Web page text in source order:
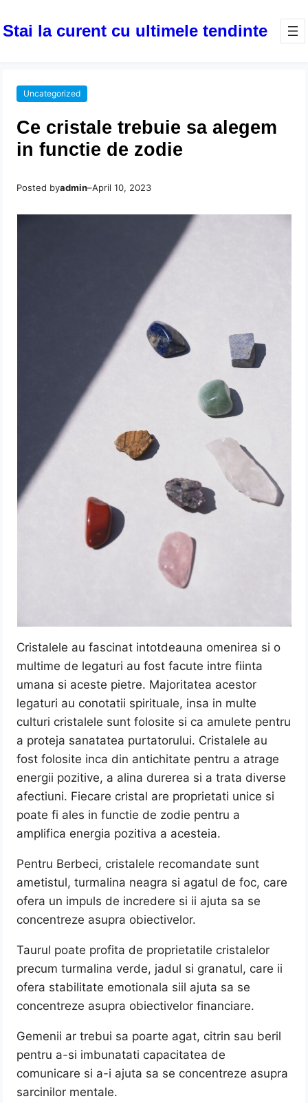
Stai la curent cu ultimele tendinte
Uncategorized
Ce cristale trebuie sa alegem
in functie de zodie
Posted byadmin–April 10, 2023
Cristalele au fascinat intotdeauna omenirea si o
multime de legaturi au fost facute intre fiinta
umana si aceste pietre. Majoritatea acestor
legaturi au conotatii spirituale, insa in multe
culturi cristalele sunt folosite si ca amulete pentru
a proteja sanatatea purtatorului. Cristalele au
fost folosite inca din antichitate pentru a atrage
energii pozitive, a alina durerea si a trata diverse
afectiuni. Fiecare cristal are proprietati unice si
poate fi ales in functie de zodie pentru a
amplifica energia pozitiva a acesteia.
Pentru Berbeci, cristalele recomandate sunt
ametistul, turmalina neagra si agatul de foc, care
ofera un impuls de incredere si ii ajuta sa se
concentreze asupra obiectivelor.
Taurul poate profita de proprietatile cristalelor
precum turmalina verde, jadul si granatul, care ii
ofera stabilitate emotionala siil ajuta sa se
concentreze asupra obiectivelor financiare.
Gemenii ar trebui sa poarte agat, citrin sau beril
pentru a-si imbunatati capacitatea de
comunicare si a-i ajuta sa se concentreze asupra
sarcinilor mentale.